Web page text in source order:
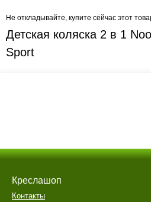
Не откладывайте, купите сейчас этот
Детская коляска 2 в 1
Sport
Креслашоп
Контакты